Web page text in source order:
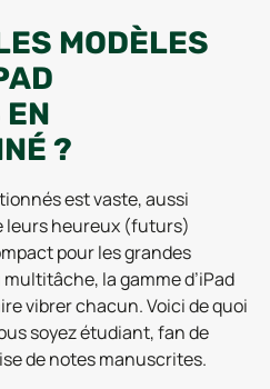
MODÈLES
?
est vaste, aussi
leurs heureux (futurs)
pour les grandes
la gamme d’iPad
vibrer chacun. Voici de quoi
soyez étudiant, fan de
de notes manuscrites.